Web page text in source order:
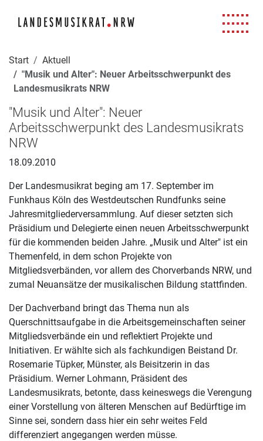
Start
Aktuell
"Musik und Alter": Neuer Arbeitsschwerpunkt des
Landesmusikrats NRW
"Musik und Alter": Neuer
Arbeitsschwerpunkt des Landesmusikrats
NRW
18.09.2010
Der Landesmusikrat beging am 17. September im
Funkhaus Köln des Westdeutschen Rundfunks seine
Jahresmitgliederversammlung. Auf dieser setzten sich
Präsidium und Delegierte einen neuen Arbeitsschwerpunkt
für die kommenden beiden Jahre. „Musik und Alter" ist ein
Themenfeld, in dem schon Projekte von
Mitgliedsverbänden, vor allem des Chorverbands NRW, und
zumal Neuansätze der musikalischen Bildung stattfinden.
Der Dachverband bringt das Thema nun als
Querschnittsaufgabe in die Arbeitsgemeinschaften seiner
Mitgliedsverbände ein und reflektiert Projekte und
Initiativen. Er wählte sich als fachkundigen Beistand Dr.
Rosemarie Tüpker, Münster, als Beisitzerin in das
Präsidium. Werner Lohmann, Präsident des
Landesmusikrats, betonte, dass keineswegs die Verengung
einer Vorstellung von älteren Menschen auf Bedürftige im
Sinne sei, sondern dass hier ein sehr weites Feld
differenziert angegangen werden müsse.